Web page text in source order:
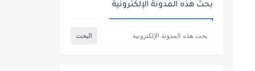
بحث هذه المدونة الإلكترونية